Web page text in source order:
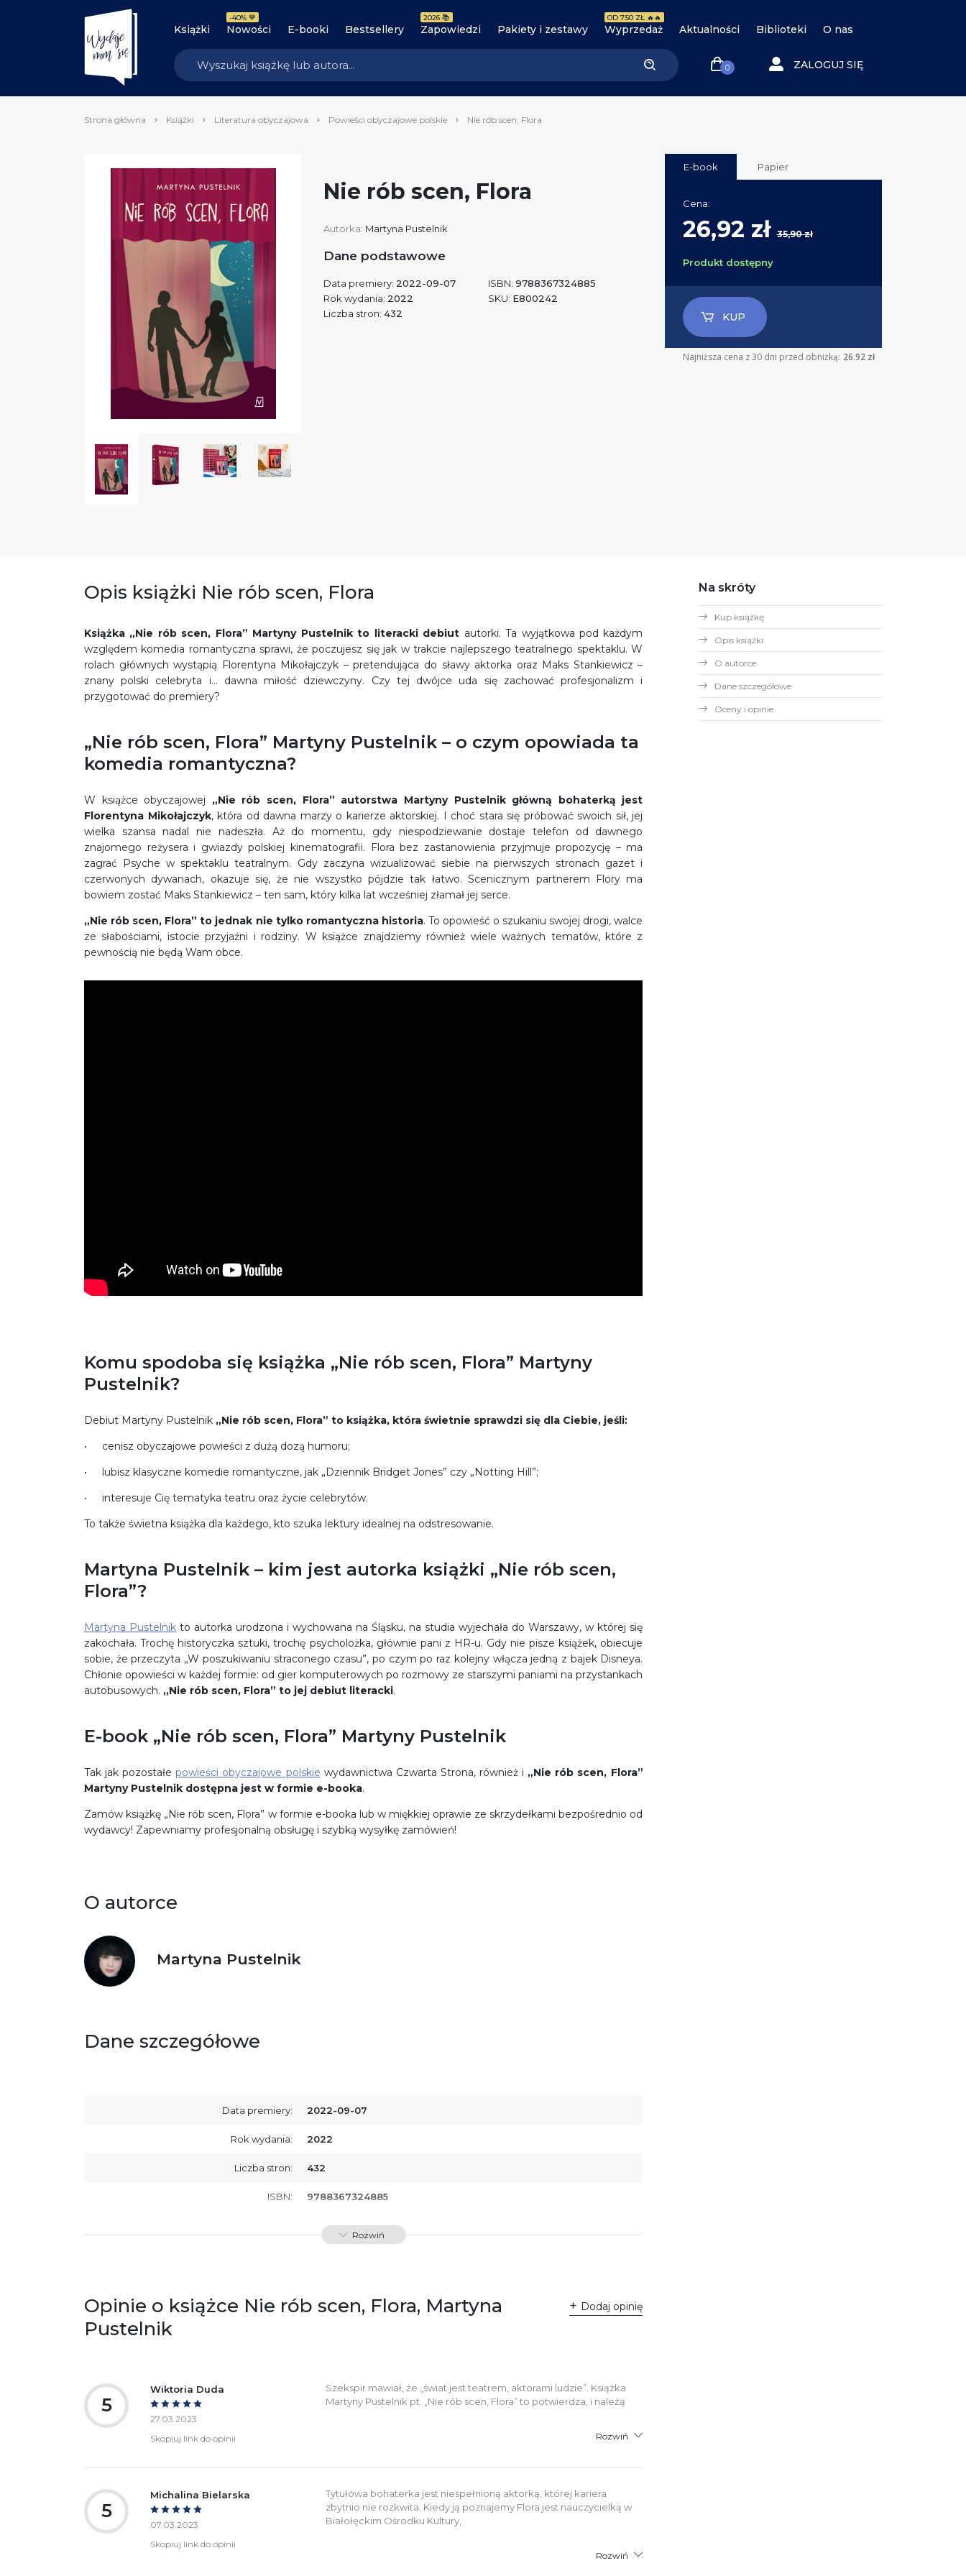
Książki Nowości
-40% 💙
E-booki Bestsellery Zapowiedzi
2026 📚
Pakiety i zestawy Wyprzedaż
OD 7.50 ZŁ 🔥🔥
Aktualności Biblioteki O nas
0 ZALOGUJ SIĘ
Strona główna Książki Literatura obyczajowa Powieści obyczajowe polskie Nie rób scen, Flora
Nie rób scen, Flora
Autorka: Martyna Pustelnik
Dane podstawowe
Data premiery: 2022-09-07
Rok wydania: 2022
Liczba stron: 432
ISBN: 9788367324885
SKU: E800242
E-book Papier
Cena:
26,92 zł35,90 zł
Produkt dostępny
KUP
Najniższa cena z 30 dni przed obniżką: 26.92 zł
Opis książki Nie rób scen, Flora
Książka „Nie rób scen, Flora” Martyny Pustelnik to literacki debiut autorki. Ta wyjątkowa pod każdym
względem komedia romantyczna sprawi, że poczujesz się jak w trakcie najlepszego teatralnego spektaklu. W
rolach głównych wystąpią Florentyna Mikołajczyk – pretendująca do sławy aktorka oraz Maks Stankiewicz –
znany polski celebryta i… dawna miłość dziewczyny. Czy tej dwójce uda się zachować profesjonalizm i
przygotować do premiery?
„Nie rób scen, Flora” Martyny Pustelnik – o czym opowiada ta
komedia romantyczna?
W książce obyczajowej „Nie rób scen, Flora” autorstwa Martyny Pustelnik główną bohaterką jest
Florentyna Mikołajczyk, która od dawna marzy o karierze aktorskiej. I choć stara się próbować swoich sił, jej
wielka szansa nadal nie nadeszła. Aż do momentu, gdy niespodziewanie dostaje telefon od dawnego
znajomego reżysera i gwiazdy polskiej kinematografii. Flora bez zastanowienia przyjmuje propozycję – ma
zagrać Psyche w spektaklu teatralnym. Gdy zaczyna wizualizować siebie na pierwszych stronach gazet i
czerwonych dywanach, okazuje się, że nie wszystko pójdzie tak łatwo. Scenicznym partnerem Flory ma
bowiem zostać Maks Stankiewicz – ten sam, który kilka lat wcześniej złamał jej serce.
„Nie rób scen, Flora” to jednak nie tylko romantyczna historia. To opowieść o szukaniu swojej drogi, walce
ze słabościami, istocie przyjaźni i rodziny. W książce znajdziemy również wiele ważnych tematów, które z
pewnością nie będą Wam obce.
Komu spodoba się książka „Nie rób scen, Flora” Martyny
Pustelnik?
Debiut Martyny Pustelnik „Nie rób scen, Flora” to książka, która świetnie sprawdzi się dla Ciebie, jeśli:
cenisz obyczajowe powieści z dużą dozą humoru;
lubisz klasyczne komedie romantyczne, jak „Dziennik Bridget Jones” czy „Notting Hill”;
interesuje Cię tematyka teatru oraz życie celebrytów.
To także świetna książka dla każdego, kto szuka lektury idealnej na odstresowanie.
Martyna Pustelnik – kim jest autorka książki „Nie rób scen,
Flora”?
Martyna Pustelnik to autorka urodzona i wychowana na Śląsku, na studia wyjechała do Warszawy, w której się
zakochała. Trochę historyczka sztuki, trochę psycholożka, głównie pani z HR-u. Gdy nie pisze książek, obiecuje
sobie, że przeczyta „W poszukiwaniu straconego czasu”, po czym po raz kolejny włącza jedną z bajek Disneya.
Chłonie opowieści w każdej formie: od gier komputerowych po rozmowy ze starszymi paniami na przystankach
autobusowych. „Nie rób scen, Flora” to jej debiut literacki.
E-book „Nie rób scen, Flora” Martyny Pustelnik
Tak jak pozostałepowieści obyczajowe polskie wydawnictwa Czwarta Strona, również i „Nie rób scen, Flora”
Martyny Pustelnik dostępna jest w formie e-booka.
Zamów książkę „Nie rób scen, Flora” w formie e-booka lub w miękkiej oprawie ze skrzydełkami bezpośrednio od
wydawcy! Zapewniamy profesjonalną obsługę i szybką wysyłkę zamówień!
O autorce
Martyna Pustelnik
Dane szczegółowe
Data premiery: 2022-09-07
Rok wydania: 2022
Liczba stron: 432
ISBN: 9788367324885
E800242
kontakt@wydajenamsie.pl
+48 61 623 38 38
Rozwiń
Opinie o książce Nie rób scen, Flora, Martyna
Pustelnik
Dodaj opinię
5
Wiktoria Duda
27.03.2023
Skopiuj link do opinii
Szekspir mawiał, że „świat jest teatrem, aktorami ludzie”. Książka
Martyny Pustelnik pt. „Nie rób scen, Flora” to potwierdza, i należą
Rozwiń
5
Michalina Bielarska
07.03.2023
Skopiuj link do opinii
Tytułowa bohaterka jest niespełnioną aktorką, której kariera
zbytnio nie rozkwita. Kiedy ją poznajemy Flora jest nauczycielką w
Białołęckim Ośrodku Kultury,
Rozwiń
Na skróty
Kup książkę
Opis książki
O autorce
Dane szczegółowe
Oceny i opinie